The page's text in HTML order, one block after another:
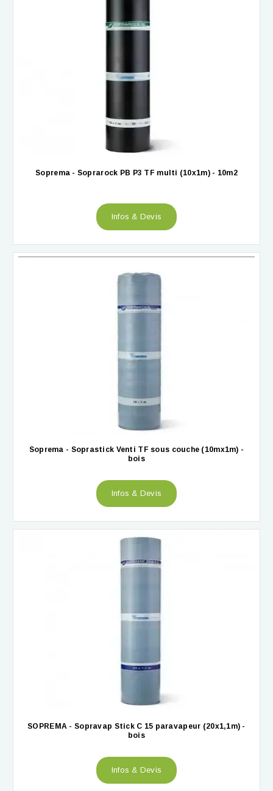
Soprema - Soprarock PB P3 TF multi (10x1m) - 10m2
Infos & Devis
Soprema - Soprastick Venti TF sous couche (10mx1m) -
bois
Infos & Devis
SOPREMA - Sopravap Stick C 15 paravapeur (20x1,1m) -
bois
Infos & Devis